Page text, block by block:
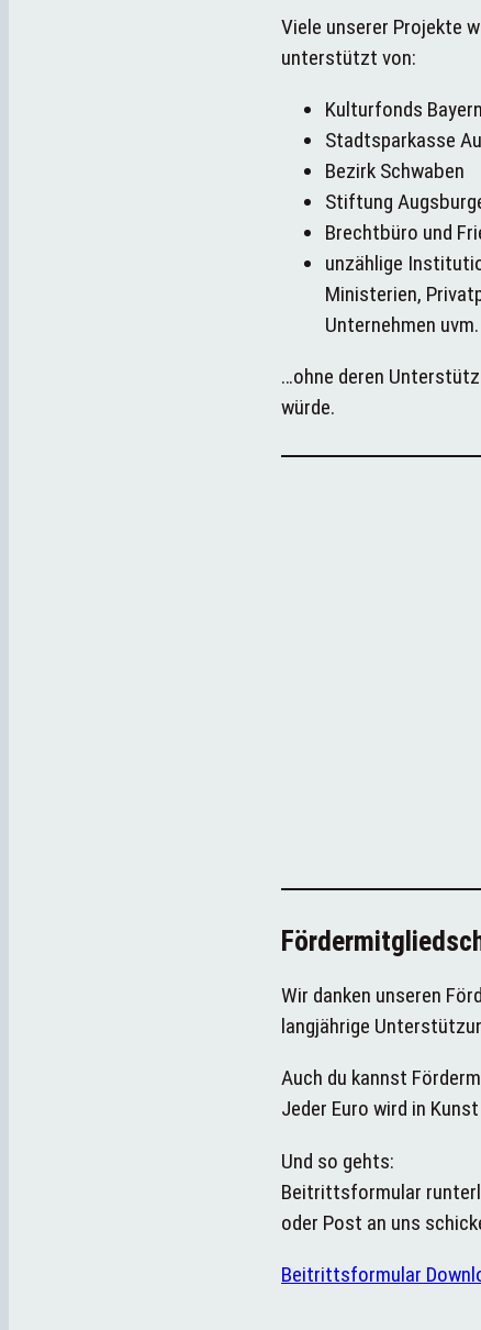
Viele unserer Projekte
unterstützt von:
Kulturfonds Bayern
Stadtsparkasse
Bezirk Schwaben
Stiftung
Brechtbüro und
unzählige
Ministerien,
Unternehmen uvm.
…ohne deren
würde.
Wir danken unseren
langjährige
Auch du kannst
Jeder Euro wird in
Und so gehts:
Beitrittsformular
oder Post an uns
Beitrittsformular